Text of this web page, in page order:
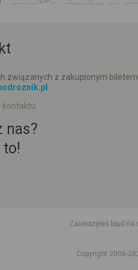
związanych z zakupionym
kontaktu
nas?
to!
Zauważyłeś błąd na
Copyright 2006-